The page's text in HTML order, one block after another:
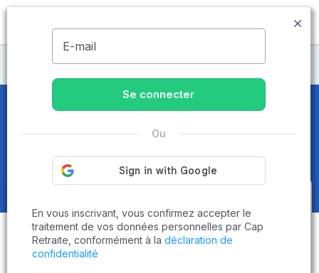
MENU
Maisons de retraite Meuse
Maisons de retraite et EHPAD
Halles-sous-les-Côtes (55700)
Obtenez le
comparatif des
établissementsadaptés à vos
critères en 3 minutes !
E-mail
Se connecter
Ou
En vous inscrivant, vous confirmez accepter le
traitement de vos données personnelles par Cap
Retraite, conformément à la déclaration de
confidentialité